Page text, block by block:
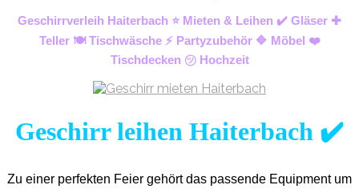
Geschirrverleih Haiterbach ⭐ Mieten & Leihen ✔️ Gläser ✚
Teller 🍽️ Tischwäsche ⚡ Partyzubehör 🔷 Möbel ❤️
Tischdecken ㋡ Hochzeit
Geschirr leihen Haiterbach ✔️
Zu einer perfekten Feier gehört das passende Equipment um